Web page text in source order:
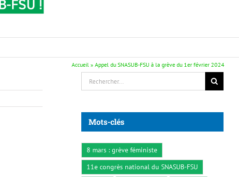
Accueil » Appel du SNASUB-FSU à la grève du 1er février 2024
Rechercher:
Mots-clés
8 mars : grève féministe
11e congrès national du SNASUB-FSU